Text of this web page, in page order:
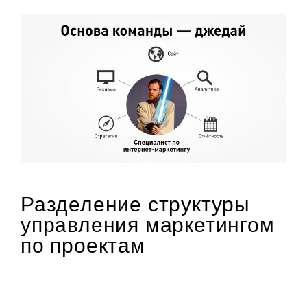
Разделение структуры
управления маркетингом
по проектам